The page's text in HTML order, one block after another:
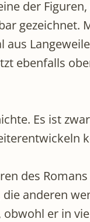
der
ebenfalls
Es ist
des
anderen
er in